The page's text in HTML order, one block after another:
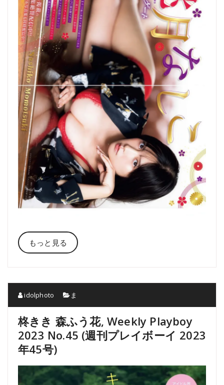
もっと見る
idolphoto ま
柊きき 森ふう花, Weekly Playboy
2023 No.45 (週刊プレイボーイ 2023
年45号)